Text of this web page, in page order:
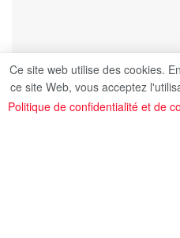
Ce site web utilise des cookies.
ce site Web, vous acceptez
Politique de confidentialité et de